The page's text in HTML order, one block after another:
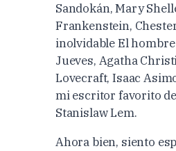
Sandokán, Mary
Frankenstein,
inolvidable El
Jueves, Agatha
Lovecraft, Isaac
mi escritor favorito
Stanislaw Lem.
Ahora bien, siento